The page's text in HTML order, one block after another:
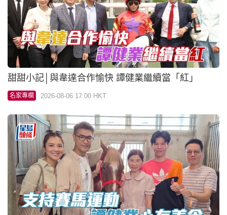
甜甜小記│與韋達合作愉快 譚健業繼續當「紅」
名家專欄 2026-08-06 17:00 HKT